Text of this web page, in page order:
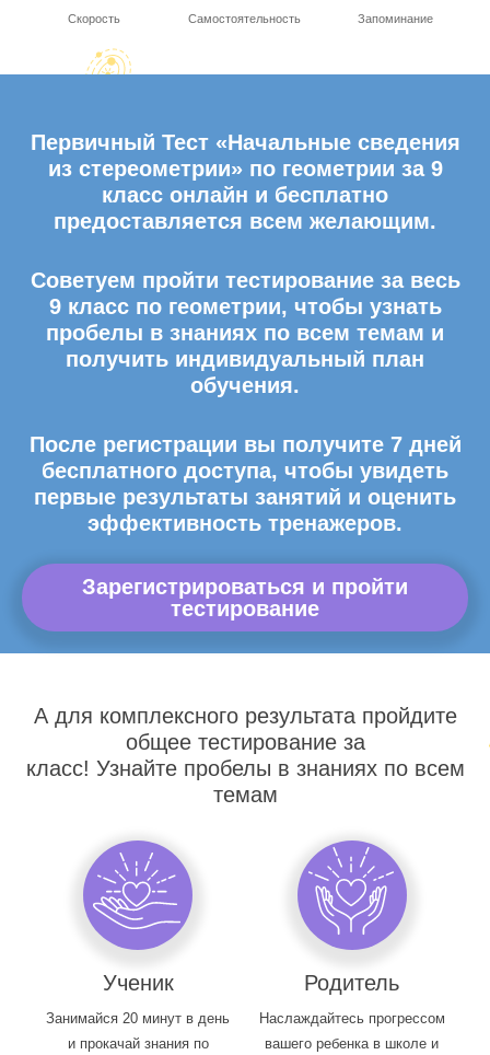
Скорость Самостоятельность Запоминание
Первичный Тест «Начальные сведения
из стереометрии» по геометрии за 9
класс онлайн и бесплатно
предоставляется всем желающим.
Советуем пройти тестирование за весь
9 класс по геометрии, чтобы узнать
пробелы в знаниях по всем темам и
получить индивидуальный план
обучения.
После регистрации вы получите 7 дней
бесплатного доступа, чтобы увидеть
первые результаты занятий и оценить
эффективность тренажеров.
Зарегистрироваться и пройти
тестирование
А для комплексного результата пройдите
общее тестирование за
класс! Узнайте пробелы в знаниях по всем
темам
Ученик
Занимайся 20 минут в день
и прокачай знания по
Родитель
Наслаждайтесь прогрессом
вашего ребенка в школе и